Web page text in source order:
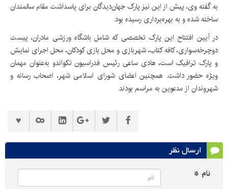
به گفته وی، پیش از این نیز پارک جهان‌دیدگان برای پاسداشت مقام سالمندان
ساخته شده و به بهره‌برداری رسیده بود.
در آیین افتتاح این پارک تخصصی که شامل باشگاه ورزشی مادران، پیست
دوچرخه‌سواری، کافه کتاب، شهربازی و محل بازی کودکان، محل اجرای نمایش
و پارک ترافیک است، هادی ساعی رئیس فدراسیون تکواندو به‌عنوان مهمان
ویژه حضور داشت. همچنین اعضای شورای اسلامی شهر، اصحاب رسانه و
شهروندان از مدعوین به مراسم بودند.
ارسال نظر
نام *